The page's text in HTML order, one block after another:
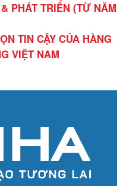
PHÁT TRIỂN (TỪ NĂM
TIN CẬY CỦA HÀNG
VIỆT NAM